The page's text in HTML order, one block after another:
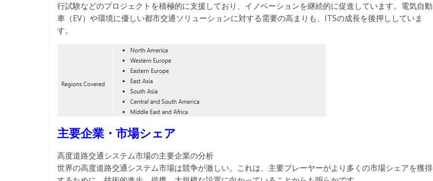
行試験などのプロジェクトを積極的に支援しており、イノベーションを継続的に促進しています。電気自動
車（EV）や環境に優しい都市交通ソリューションに対する需要の高まりも、ITSの成長を後押ししていま
す。
主要企業・市場シェア
高度道路交通システム市場の主要企業の分析
世界の高度道路交通システム市場は競争が激しい。これは、主要プレーヤーがより多くの市場シェアを獲得